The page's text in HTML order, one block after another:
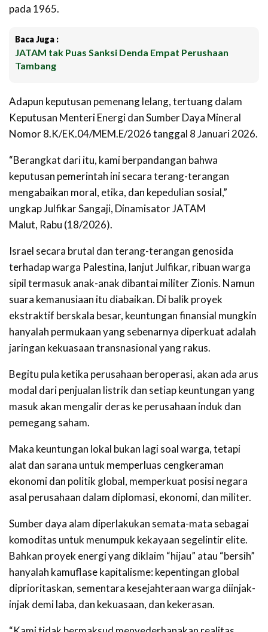
pada 1965.
Baca Juga :
JATAM tak Puas Sanksi Denda Empat Perushaan
Tambang
Adapun keputusan pemenang lelang, tertuang dalam
Keputusan Menteri Energi dan Sumber Daya Mineral
Nomor 8.K/EK.04/MEM.E/2026 tanggal 8 Januari 2026.
“Berangkat dari itu, kami berpandangan bahwa
keputusan pemerintah ini secara terang-terangan
mengabaikan moral, etika, dan kepedulian sosial,”
ungkap Julfikar Sangaji, Dinamisator JATAM
Malut, Rabu (18/2026).
Israel secara brutal dan terang-terangan genosida
terhadap warga Palestina, lanjut Julfikar, ribuan warga
sipil termasuk anak-anak dibantai militer Zionis. Namun
suara kemanusiaan itu diabaikan. Di balik proyek
ekstraktif berskala besar, keuntungan finansial mungkin
hanyalah permukaan yang sebenarnya diperkuat adalah
jaringan kekuasaan transnasional yang rakus.
Begitu pula ketika perusahaan beroperasi, akan ada arus
modal dari penjualan listrik dan setiap keuntungan yang
masuk akan mengalir deras ke perusahaan induk dan
pemegang saham.
Maka keuntungan lokal bukan lagi soal warga, tetapi
alat dan sarana untuk memperluas cengkeraman
ekonomi dan politik global, memperkuat posisi negara
asal perusahaan dalam diplomasi, ekonomi, dan militer.
Sumber daya alam diperlakukan semata-mata sebagai
komoditas untuk menumpuk kekayaan segelintir elite.
Bahkan proyek energi yang diklaim “hijau” atau “bersih”
hanyalah kamuflase kapitalisme: kepentingan global
diprioritaskan, sementara kesejahteraan warga diinjak-
injak demi laba, dan kekuasaan, dan kekerasan.